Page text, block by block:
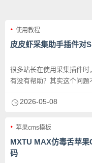
使用教程
皮皮虾采集助手插件对
很多站长在使用采集插件
有没有帮助？其实这个问题
2026-05-08
苹果cms模板
MXTU MAX仿毒舌苹
码